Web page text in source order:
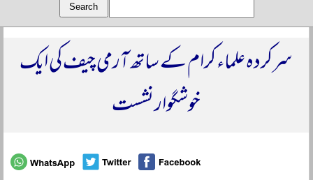
سرکردہ علماء کرام کے ساتھ آرمی چیف کی ایک
خوشگوار نشست